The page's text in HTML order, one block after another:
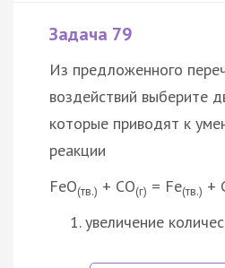
Задача 79
Из предложенного
воздействий выберите
которые приводят к
реакции
FeO(тв.) + CO(г) = Fe(тв.) +
увеличение